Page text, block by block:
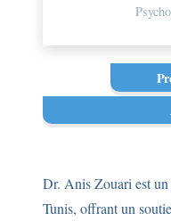
Dr. Anis Zouari est un
Tunis, offrant un